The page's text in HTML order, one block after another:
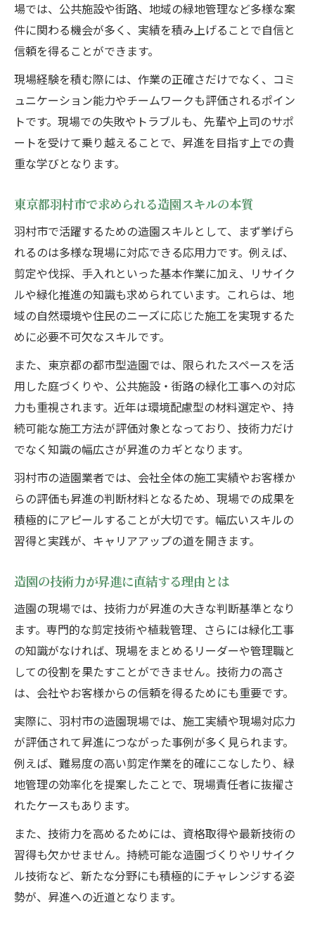
東京都羽村市で管理職になるための造園力
造園現場のチーム運営で求められる資質
羽村市の造園業界における成長機会を探る
羽村市で広がる造園業界の新たな挑戦とは
造園職人に訪れるキャリア成長の好機を解
説
造園業界の変化が昇進に与える影響を考察
東京都羽村市で造園昇進のチャンスを掴む
昇進を目指すなら資格取得がカギとなる理由
造園昇進に不可欠な資格取得の重要性
東京都羽村市で注目される造園資格とは
資格取得が造園キャリアアップに与える効
果
昇進志望者が選ぶべき造園関連の資格一覧
造園業界で評価される資格取得のポイント
実務経験から学ぶ造園職人のスキル向上法
造園現場で身につくスキルアップの秘訣
実務経験が造園昇進へ繋がる理由を解説
造園職人が昇進を目指す日々の努力とは
現場経験で成長する造園の技術ポイント
場では、公共施設や街路、地域の緑地管理など多様な案
件に関わる機会が多く、実績を積み上げることで自信と
信頼を得ることができます。
現場経験を積む際には、作業の正確さだけでなく、コミ
ュニケーション能力やチームワークも評価されるポイン
トです。現場での失敗やトラブルも、先輩や上司のサポ
ートを受けて乗り越えることで、昇進を目指す上での貴
重な学びとなります。
東京都羽村市で求められる造園スキルの本質
羽村市で活躍するための造園スキルとして、まず挙げら
れるのは多様な現場に対応できる応用力です。例えば、
剪定や伐採、手入れといった基本作業に加え、リサイク
ルや緑化推進の知識も求められています。これらは、地
域の自然環境や住民のニーズに応じた施工を実現するた
めに必要不可欠なスキルです。
また、東京都の都市型造園では、限られたスペースを活
用した庭づくりや、公共施設・街路の緑化工事への対応
力も重視されます。近年は環境配慮型の材料選定や、持
続可能な施工方法が評価対象となっており、技術力だけ
でなく知識の幅広さが昇進のカギとなります。
羽村市の造園業者では、会社全体の施工実績やお客様か
らの評価も昇進の判断材料となるため、現場での成果を
積極的にアピールすることが大切です。幅広いスキルの
習得と実践が、キャリアアップの道を開きます。
造園の技術力が昇進に直結する理由とは
造園の現場では、技術力が昇進の大きな判断基準となり
ます。専門的な剪定技術や植栽管理、さらには緑化工事
の知識がなければ、現場をまとめるリーダーや管理職と
しての役割を果たすことができません。技術力の高さ
は、会社やお客様からの信頼を得るためにも重要です。
実際に、羽村市の造園現場では、施工実績や現場対応力
が評価されて昇進につながった事例が多く見られます。
例えば、難易度の高い剪定作業を的確にこなしたり、緑
地管理の効率化を提案したことで、現場責任者に抜擢さ
れたケースもあります。
また、技術力を高めるためには、資格取得や最新技術の
習得も欠かせません。持続可能な造園づくりやリサイク
ル技術など、新たな分野にも積極的にチャレンジする姿
勢が、昇進への近道となります。